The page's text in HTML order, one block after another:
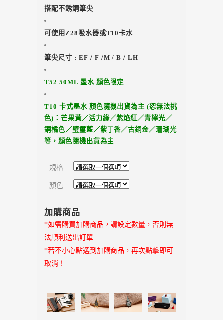
搭配不銹鋼筆尖
可使用Z28吸水器或T10卡水
筆尖尺寸 : EF / F /M / B / LH
T52 50ML 墨水 顏色限定
T10 卡式墨水 顏色隨機出貨為主 (恕無法挑
色)：芒果黃／活力綠／紫焰紅／青檸光／
銅橘色／璧璽藍／紫丁香／古銅金／珊瑚光
等， 顏色隨機出貨為主
規格
顏色
加購商品
*如需購買加購商品，請設定數量，否則無
法順利送出訂單
*若不小心點選到加購商品，再次點擊即可
取消！